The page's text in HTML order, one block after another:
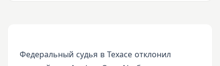
Федеральный судья в Техасе отклонил